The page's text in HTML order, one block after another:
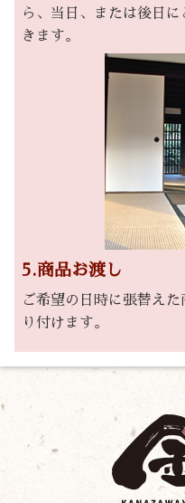
ら、当日、または後日
きます。
5.商品お渡し
ご希望の日時に張替え
り付けます。